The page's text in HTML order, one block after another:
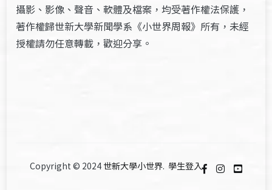
攝影、影像、聲音、軟體及檔案，均受著作權法保護，
著作權歸世新大學新聞學系《小世界周報》所有，未經
授權請勿任意轉載，歡迎分享。
Copyright © 2024 世新大學小世界. 學生登入